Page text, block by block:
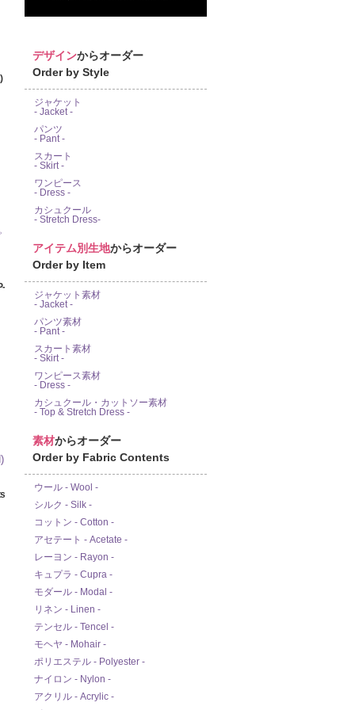
デザインからオーダー
Order by Style
ジャケット
- Jacket -
パンツ
- Pant -
スカート
- Skirt -
ワンピース
- Dress -
カシュクール
- Stretch Dress-
アイテム別生地からオーダー
Order by Item
ジャケット素材
- Jacket -
パンツ素材
- Pant -
スカート素材
- Skirt -
ワンピース素材
- Dress -
カシュクール・カットソー素材
- Top & Stretch Dress -
素材からオーダー
Order by Fabric Contents
ウール - Wool -
シルク - Silk -
コットン - Cotton -
アセテート - Acetate -
レーヨン - Rayon -
キュプラ - Cupra -
モダール - Modal -
リネン - Linen -
テンセル - Tencel -
モヘヤ - Mohair -
ポリエステル - Polyester -
ナイロン - Nylon -
アクリル - Acrylic -